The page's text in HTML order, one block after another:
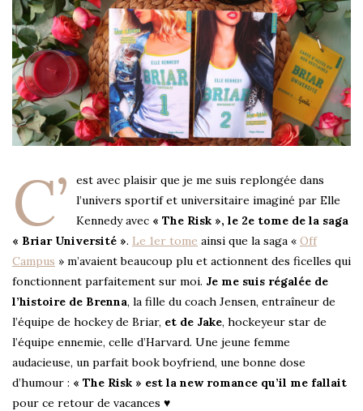
C’
est avec plaisir que je me suis replongée dans
l’univers sportif et universitaire imaginé par Elle
Kennedy avec « The Risk », le 2e tome de la saga
« Briar Université ». Le 1er tome ainsi que la saga « Off
Campus » m’avaient beaucoup plu et actionnent des ficelles qui
fonctionnent parfaitement sur moi. Je me suis régalée de
l’histoire de Brenna, la fille du coach Jensen, entraîneur de
l’équipe de hockey de Briar, et de Jake, hockeyeur star de
l’équipe ennemie, celle d’Harvard. Une jeune femme
audacieuse, un parfait book boyfriend, une bonne dose
d’humour : « The Risk » est la new romance qu’il me fallait
pour ce retour de vacances ♥